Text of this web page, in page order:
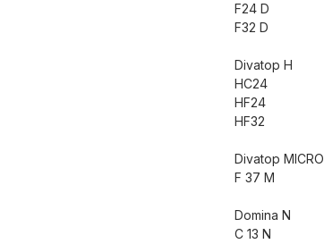
F24 D
F32 D
Divatop H
HC24
HF24
HF32
Divatop MICRO
F 37 M
Domina N
C 13 N